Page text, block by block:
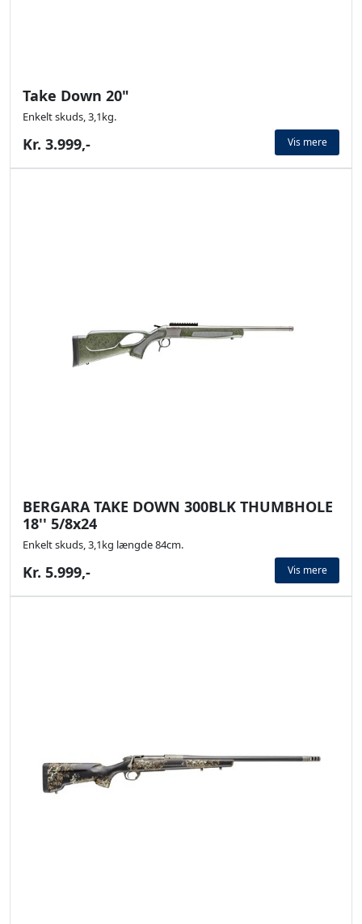
Take Down 20"
Enkelt skuds, 3,1kg.
Kr. 3.999,- Vis mere
BERGARA TAKE DOWN 300BLK THUMBHOLE
18'' 5/8x24
Enkelt skuds, 3,1kg længde 84cm.
Kr. 5.999,- Vis mere